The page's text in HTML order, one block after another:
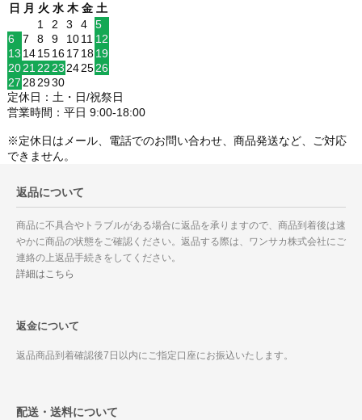
日
月 火 水 木 金 土
1
2 3 4
5
6
7 8 9 1011 12
13 14151617 1819
2021 22 23 242526
27 282930
定休日：土・日/祝祭日
営業時間：平日 9:00-18:00
※定休日はメール、電話でのお問い合わせ、商品発送など、ご対応
できません。
返品について
商品に不具合やトラブルがある場合に返品を承りますので、商品到着後は速
やかに商品の状態をご確認ください。返品する際は、ワンサカ株式会社にご
連絡の上返品手続きをしてください。
詳細はこちら
返金について
返品商品到着確認後7日以内にご指定口座にお振込いたします。
配送・送料について